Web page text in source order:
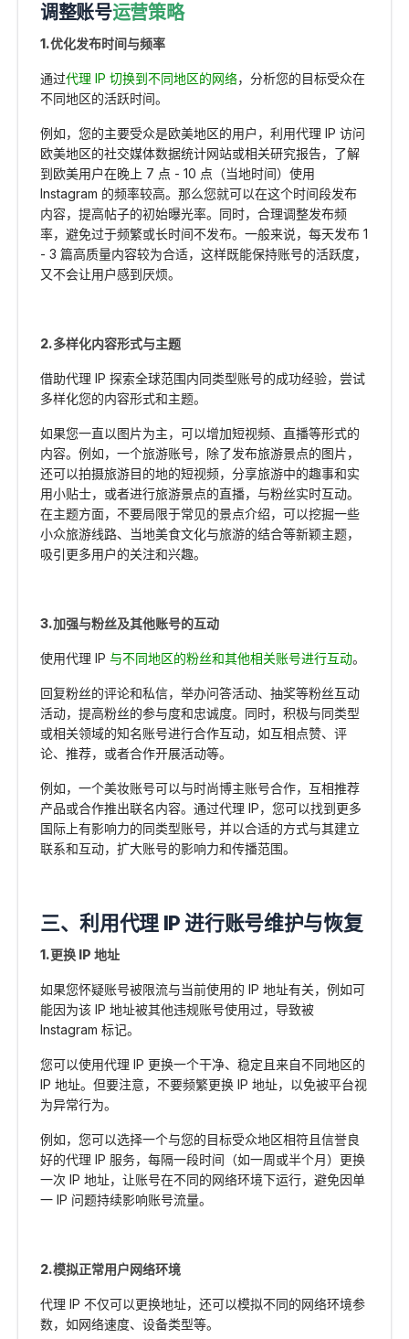
调整账号运营策略
1.优化发布时间与频率
通过代理 IP 切换到不同地区的网络，分析您的目标受众在
不同地区的活跃时间。
例如，您的主要受众是欧美地区的用户，利用代理 IP 访问
欧美地区的社交媒体数据统计网站或相关研究报告，了解
到欧美用户在晚上 7 点 - 10 点（当地时间）使用
Instagram 的频率较高。那么您就可以在这个时间段发布
内容，提高帖子的初始曝光率。同时，合理调整发布频
率，避免过于频繁或长时间不发布。一般来说，每天发布 1
- 3 篇高质量内容较为合适，这样既能保持账号的活跃度，
又不会让用户感到厌烦。
2.多样化内容形式与主题
借助代理 IP 探索全球范围内同类型账号的成功经验，尝试
多样化您的内容形式和主题。
如果您一直以图片为主，可以增加短视频、直播等形式的
内容。例如，一个旅游账号，除了发布旅游景点的图片，
还可以拍摄旅游目的地的短视频，分享旅游中的趣事和实
用小贴士，或者进行旅游景点的直播，与粉丝实时互动。
在主题方面，不要局限于常见的景点介绍，可以挖掘一些
小众旅游线路、当地美食文化与旅游的结合等新颖主题，
吸引更多用户的关注和兴趣。
3.加强与粉丝及其他账号的互动
使用代理 IP 与不同地区的粉丝和其他相关账号进行互动。
回复粉丝的评论和私信，举办问答活动、抽奖等粉丝互动
活动，提高粉丝的参与度和忠诚度。同时，积极与同类型
或相关领域的知名账号进行合作互动，如互相点赞、评
论、推荐，或者合作开展活动等。
例如，一个美妆账号可以与时尚博主账号合作，互相推荐
产品或合作推出联名内容。通过代理 IP，您可以找到更多
国际上有影响力的同类型账号，并以合适的方式与其建立
联系和互动，扩大账号的影响力和传播范围。
三、利用代理 IP 进行账号维护与恢复
1.更换 IP 地址
如果您怀疑账号被限流与当前使用的 IP 地址有关，例如可
能因为该 IP 地址被其他违规账号使用过，导致被
Instagram 标记。
您可以使用代理 IP 更换一个干净、稳定且来自不同地区的
IP 地址。但要注意，不要频繁更换 IP 地址，以免被平台视
为异常行为。
例如，您可以选择一个与您的目标受众地区相符且信誉良
好的代理 IP 服务，每隔一段时间（如一周或半个月）更换
一次 IP 地址，让账号在不同的网络环境下运行，避免因单
一 IP 问题持续影响账号流量。
2.模拟正常用户网络环境
代理 IP 不仅可以更换地址，还可以模拟不同的网络环境参
数，如网络速度、设备类型等。